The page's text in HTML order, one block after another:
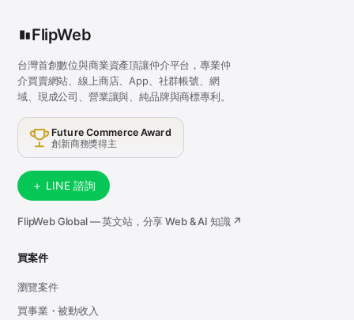
FlipWeb
台灣首創數位與商業資產頂讓仲介平台，專業仲
介買賣網站、線上商店、App、社群帳號、網
域、現成公司、營業讓與、純品牌與商標專利。
Future Commerce Award
創新商務獎得主
＋ LINE 諮詢
FlipWeb Global — 英文站，分享 Web & AI 知識 ↗
買案件
瀏覽案件
買事業・被動收入